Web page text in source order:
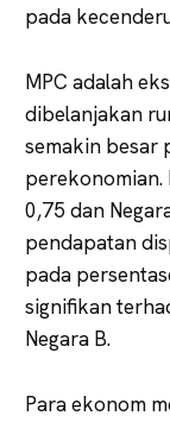
pada
MPC adalah
dibelanjakan
semakin besar
perekonomian.
0,75 dan
pendapatan
pada
signifikan
Negara B.
Para ekonom